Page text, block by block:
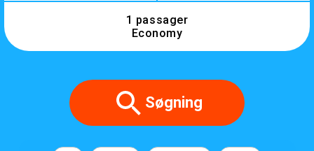
1 passager
Economy
Søgning